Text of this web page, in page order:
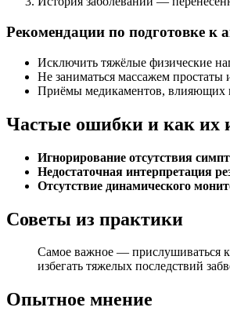
Рекомендации по подготовке к
Исключить тяжёлые физические
Не заниматься массажем простаты
Приёмы медикаментов, влияющих
Частые ошибки и как их
Игнорирование отсутствия
Недостаточная интерпретация
Отсутствие динамического
Советы из практики
Самое важное — прислушиваться к
избегать тяжелых последствий
Опытное мнение